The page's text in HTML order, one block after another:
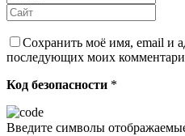
Сохранить моё имя, email и
последующих моих
Код безопасности *
Введите символы